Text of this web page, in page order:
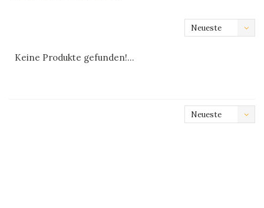
Neueste
Keine Produkte gefunden!...
Neueste